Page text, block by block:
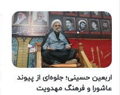
اربعین حسینی؛ جلوه‌ای از پیوند
عاشورا و فرهنگ مهدویت